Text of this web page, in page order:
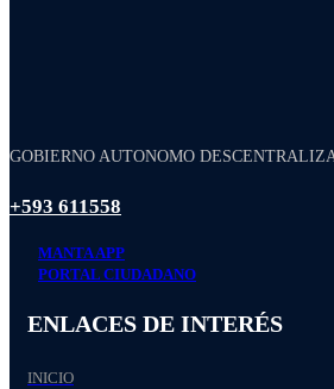
GOBIERNO AUTONOMO
+593 611558
MANTA APP
PORTAL CIUDADANO
ENLACES DE INTERÉS
INICIO